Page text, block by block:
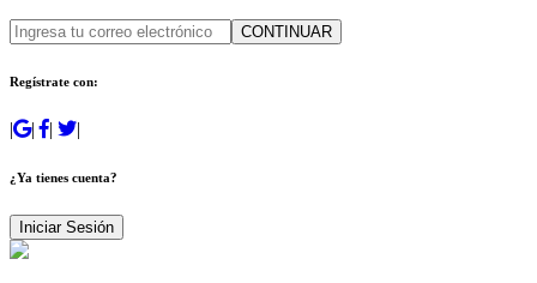
CONTINUAR
Regístrate con:
| | | |
¿Ya tienes cuenta?
Iniciar Sesión